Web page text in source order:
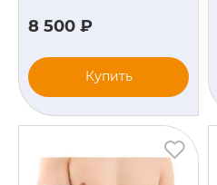
8 500 ₽
Купить